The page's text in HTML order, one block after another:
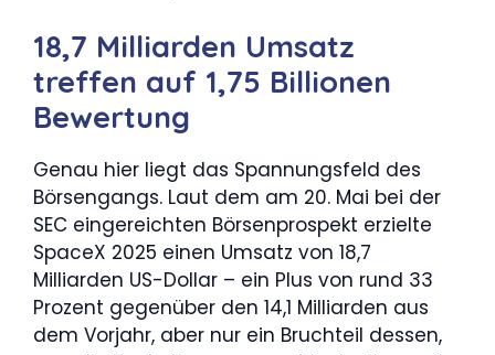
18,7 Milliarden Umsatz
treffen auf 1,75 Billionen
Bewertung
Genau hier liegt das Spannungsfeld des
Börsengangs. Laut dem am 20. Mai bei der
SEC eingereichten Börsenprospekt erzielte
SpaceX 2025 einen Umsatz von 18,7
Milliarden US-Dollar – ein Plus von rund 33
Prozent gegenüber den 14,1 Milliarden aus
dem Vorjahr, aber nur ein Bruchteil dessen,